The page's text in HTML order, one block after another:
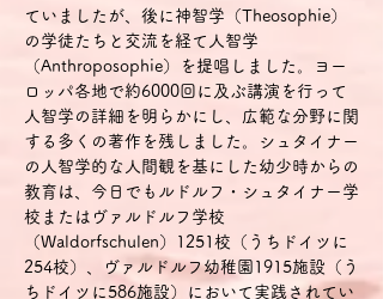
ていましたが、後に神智学（Theosophie）
の学徒たちと交流を経て人智学
（Anthroposophie）を提唱しました。ヨー
ロッパ各地で約6000回に及ぶ講演を行って
人智学の詳細を明らかにし、広範な分野に関
する多くの著作を残しました。シュタイナー
の人智学的な人間観を基にした幼少時からの
教育は、今日でもルドルフ・シュタイナー学
校またはヴァルドルフ学校
（Waldorfschulen）1251校（うちドイツに
254校）、ヴァルドルフ幼稚園1915施設（う
ちドイツに586施設）において実践されてい